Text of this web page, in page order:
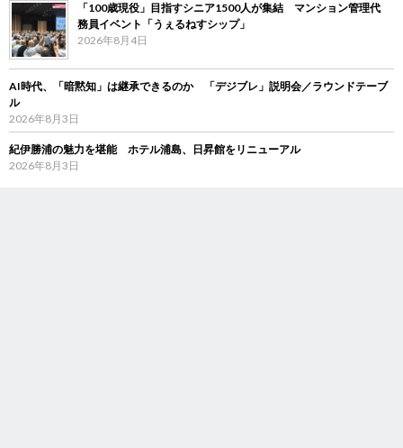
「100歳現役」目指すシニア1500人が集結 マンション管理代
務員イベント「うぇるねすシップ」
2026年8月4日
AI時代、「暗黙知」は継承できるのか 「デジブレ」説明会／ラウンドテーブ
ル
2026年8月3日
紀伊勝浦の魅力を堪能 ホテル浦島、日昇館をリニューアル
2026年8月3日